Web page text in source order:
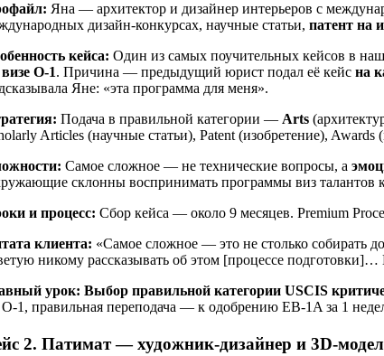
Яна — архитектор и дизайнер интерьеров с
дизайн-конкурсах, научные статьи,патент на
кейса: Один из самых поучительных кейсов в
O-1. Причина — предыдущий юрист подал её кейсна
Яне: «эта программа для меня».
Подача в правильной категории — Arts
Articles (научные статьи), Patent (изобретение),
Самое сложное — не технические вопросы, а
склонны воспринимать программы виз талантов
и процесс: Сбор кейса — около 9 месяцев. Premium
клиента: «Самое сложное — это не столько собирать
никому рассказывать об этом [процессе
урок: Выбор правильной категории USCIS
1, правильная переподача — к одобрению EB-1A за 1
2. Патимат — художник-дизайнер и 3D-